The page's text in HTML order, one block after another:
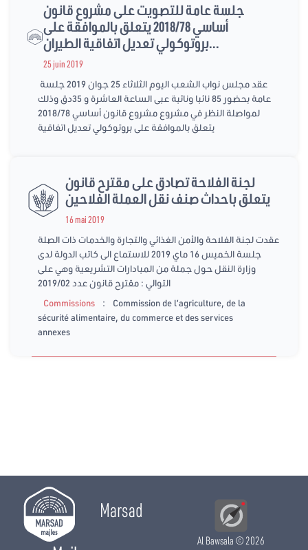
جلسة عامة للتصويت على مشروع قانون
أساسي 2018/78 يتعلق بالموافقة على
بروتوكولي تعديل اتفاقية الطيران...
25 juin 2019
عامة بحضور 85 نائبا ونائبة عبى الساعة العاشرة و 35دق وذلك
لمواصلة النظر في مشروع مشروع قانون أساسي 2018/78
يتعلق بالموافقة على بروتوكولي تعديل اتفاقية
لجنة الفلاحة تصادق على مقترح قانون
يتعلق باحداث صنف نقل العملة الفلاحين
16 mai 2019
عقدت لجنة الفلاحة والأمن الغذائي والتجارة والخدمات ذات الصلة
جلسة الخميس 16 ماي 2019 للاستماع الى كاتب الدولة لدى
وزارة النقل حول جملة من المبادارات التشريعية وهي على
التوالي : مقترح قانون عدد 2019/02
Commissions
:
Commission de l’agriculture, de la
sécurité alimentaire, du commerce et des services
annexes
Marsad
Al Bawsala© 2026